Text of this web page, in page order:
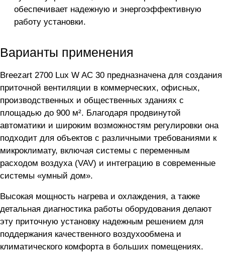
обеспечивает надежную и энергоэффективную
работу установки.
Варианты применения
Breezart 2700 Lux W AC 30 предназначена для создания
приточной вентиляции в коммерческих, офисных,
производственных и общественных зданиях с
площадью до 900 м². Благодаря продвинутой
автоматики и широким возможностям регулировки она
подходит для объектов с различными требованиями к
микроклимату, включая системы с переменным
расходом воздуха (VAV) и интеграцию в современные
системы «умный дом».
Высокая мощность нагрева и охлаждения, а также
детальная диагностика работы оборудования делают
эту приточную установку надежным решением для
поддержания качественного воздухообмена и
климатического комфорта в больших помещениях.